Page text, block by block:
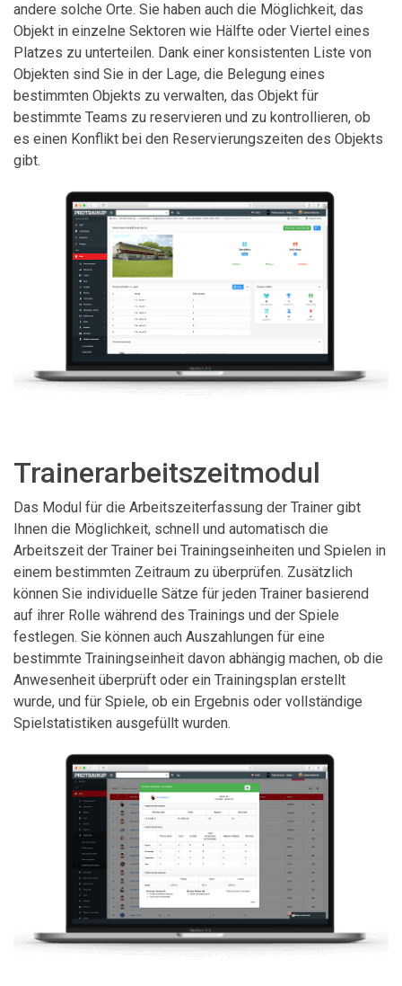
andere solche Orte. Sie haben auch die Möglichkeit, das
Objekt in einzelne Sektoren wie Hälfte oder Viertel eines
Platzes zu unterteilen. Dank einer konsistenten Liste von
Objekten sind Sie in der Lage, die Belegung eines
bestimmten Objekts zu verwalten, das Objekt für
bestimmte Teams zu reservieren und zu kontrollieren, ob
es einen Konflikt bei den Reservierungszeiten des Objekts
gibt.
Trainerarbeitszeitmodul
Das Modul für die Arbeitszeiterfassung der Trainer gibt
Ihnen die Möglichkeit, schnell und automatisch die
Arbeitszeit der Trainer bei Trainingseinheiten und Spielen in
einem bestimmten Zeitraum zu überprüfen. Zusätzlich
können Sie individuelle Sätze für jeden Trainer basierend
auf ihrer Rolle während des Trainings und der Spiele
festlegen. Sie können auch Auszahlungen für eine
bestimmte Trainingseinheit davon abhängig machen, ob die
Anwesenheit überprüft oder ein Trainingsplan erstellt
wurde, und für Spiele, ob ein Ergebnis oder vollständige
Spielstatistiken ausgefüllt wurden.